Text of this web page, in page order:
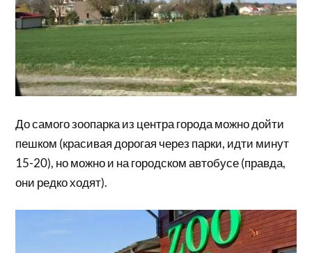
До самого зоопарка из центра города можно дойти
пешком (красивая дорогая через парки, идти минут
15-20), но можно и на городском автобусе (правда,
они редко ходят).